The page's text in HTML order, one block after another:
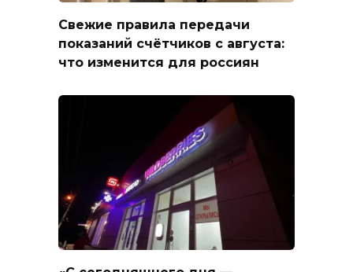
Свежие правила передачи
показаний счётчиков с августа:
что изменится для россиян